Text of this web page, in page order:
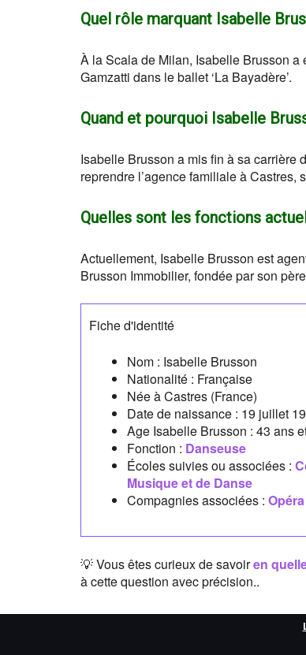
Quel rôle marquant Isabelle
À la Scala de Milan, Isabelle Brusson
Gamzatti dans le ballet ‘La Bayadère’.
Quand et pourquoi Isabelle
Isabelle Brusson a mis fin à sa carrière
reprendre l’agence familiale à Castres,
Quelles sont les fonctions
Actuellement, Isabelle Brusson est
Brusson Immobilier, fondée par son
Fiche d'identité
Nom : Isabelle Brusson
Nationalité : Française
Née àCastres (France)
Date de naissance : 19 juillet
Age Isabelle Brusson : 43 ans
Fonction : Danseuse
Écoles suivies ou associées :
Musique et de Danse
Compagnies associées :
💡 Vous êtes curieux de savoiren
à cette question avec précision..